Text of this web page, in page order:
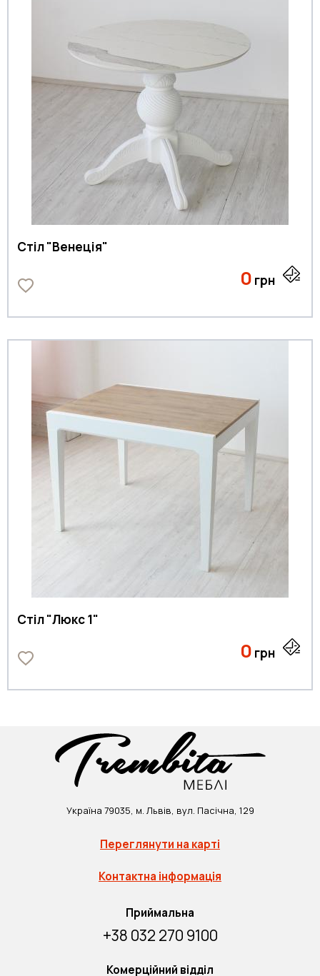
Стіл "Венеція"
0 грн
Стіл "Люкс 1"
0 грн
Приймальна
+38 032 270 9100
Комерційний відділ
Україна 79035, м. Львів, вул. Пасічна, 129
Переглянути на карті
Контактна інформація